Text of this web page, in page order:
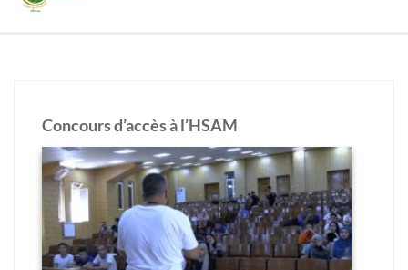
Concours d’accès à l’HSAM